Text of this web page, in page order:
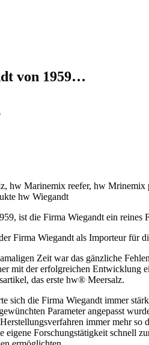
von 1959…
ist die Firma Wiegandt ein
Firma Wiegandt als Importeur für
Zeit war das gänzliche
mit der erfolgreichen Entwicklung
das erste hw® Meersalz.
sich die Firma Wiegandt immer
Parameter angepasst
immer mehr
eigene Forschungstätigkeit schnell